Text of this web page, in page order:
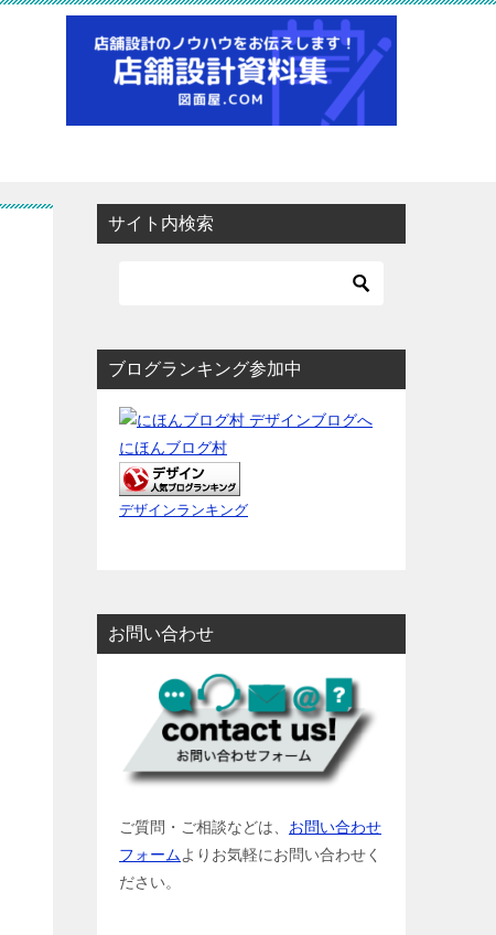
サイト内検索
ブログランキング参加中
にほんブログ村
デザインランキング
お問い合わせ
ご質問・ご相談などは、 お問い合わせ
フォームよりお気軽にお問い合わせく
ださい。